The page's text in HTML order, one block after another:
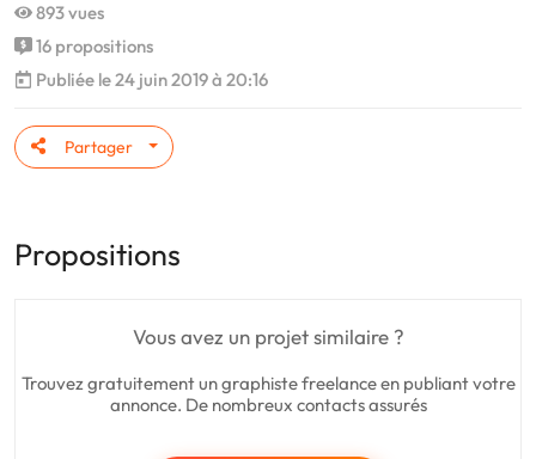
893 vues
16 propositions
Publiée le 24 juin 2019 à 20:16
Partager
Propositions
Vous avez un projet similaire ?
Trouvez gratuitement un graphiste freelance en publiant votre
annonce. De nombreux contacts assurés